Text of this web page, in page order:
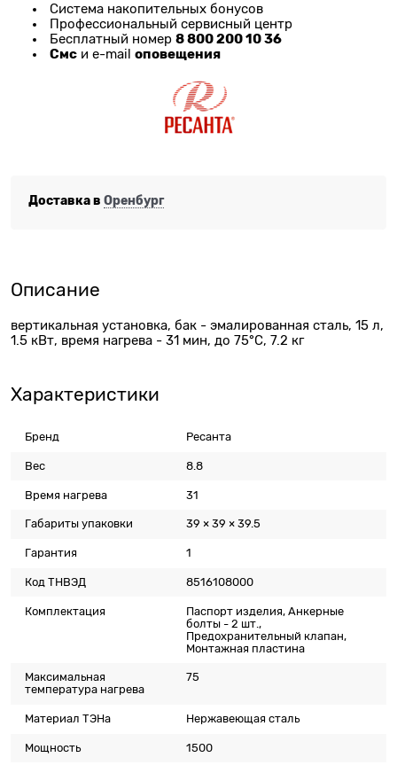
Система накопительных бонусов
Профессиональный сервисный центр
Бесплатный номер 8 800 200 10 36
Смс и e-mail оповещения
Доставка в Оренбург
Описание
вертикальная установка, бак - эмалированная сталь, 15 л,
1.5 кВт, время нагрева - 31 мин, до 75°C, 7.2 кг
Характеристики
Бренд Ресанта
Вес 8.8
Время нагрева 31
Габариты упаковки 39 × 39 × 39.5
Гарантия 1
Код ТНВЭД 8516108000
Комплектация
Паспорт изделия, Анкерные
болты - 2 шт.,
Предохранительный клапан,
Монтажная пластина
Максимальная
температура нагрева
75
Материал ТЭНа Нержавеющая сталь
Мощность 1500